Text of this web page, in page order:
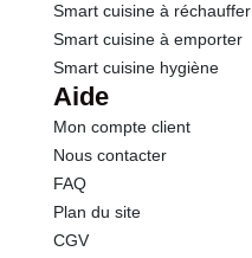
Smart cuisine à réchauffer
Smart cuisine à emporter
Smart cuisine hygiène
Aide
Mon compte client
Nous contacter
FAQ
Plan du site
CGV